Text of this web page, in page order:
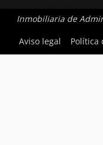
Inmobiliaria de
Aviso legal
Política